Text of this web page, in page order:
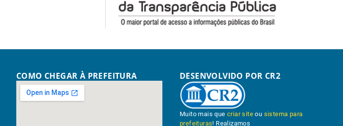
COMO CHEGAR À PREFEITURA DESENVOLVIDO POR CR2
Muito mais quecriar site ou sistema para
prefeituras! Realizamos